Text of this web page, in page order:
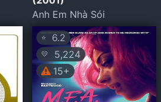
Anh Em Nhà Sói
⭐ 6.2
💛
5,224
15+